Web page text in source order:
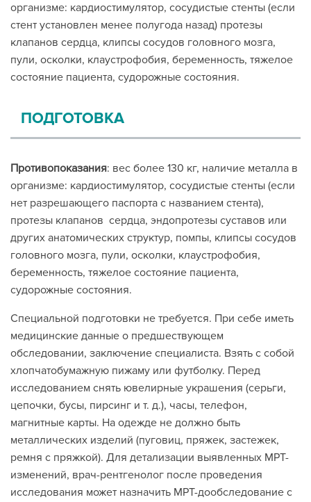
организме: кардиостимулятор, сосудистые стенты (если
стент установлен менее полугода назад) протезы
клапанов сердца, клипсы сосудов головного мозга,
пули, осколки, клаустрофобия, беременность, тяжелое
состояние пациента, судорожные состояния.
ПОДГОТОВКА
Противопоказания: вес более 130 кг, наличие металла в
организме: кардиостимулятор, сосудистые стенты (если
нет разрешающего паспорта с названием стента),
протезы клапанов сердца, эндопротезы суставов или
других анатомических структур, помпы, клипсы сосудов
головного мозга, пули, осколки, клаустрофобия,
беременность, тяжелое состояние пациента,
судорожные состояния.
Специальной подготовки не требуется. При себе иметь
медицинские данные о предшествующем
обследовании, заключение специалиста. Взять с собой
хлопчатобумажную пижаму или футболку. Перед
исследованием снять ювелирные украшения (серьги,
цепочки, бусы, пирсинг и т. д.), часы, телефон,
магнитные карты. На одежде не должно быть
металлических изделий (пуговиц, пряжек, застежек,
ремня с пряжкой). Для детализации выявленных МРТ-
изменений, врач-рентгенолог после проведения
исследования может назначить МРТ-дообследование с